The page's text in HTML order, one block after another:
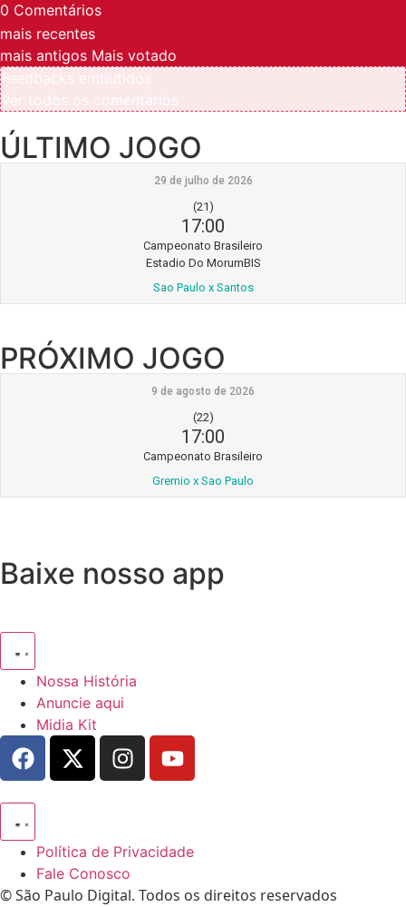
0 Comentários
mais recentes
mais antigos Mais votado
ÚLTIMO JOGO
29 de julho de 2026
(21)
17:00
Campeonato Brasileiro
Estadio Do MorumBIS
Sao Paulo x Santos
PRÓXIMO JOGO
9 de agosto de 2026
(22)
17:00
Campeonato Brasileiro
Gremio x Sao Paulo
Baixe nosso app
Nossa História
Anuncie aqui
Midia Kit
Política de Privacidade
Fale Conosco
© São Paulo Digital. Todos os direitos reservados